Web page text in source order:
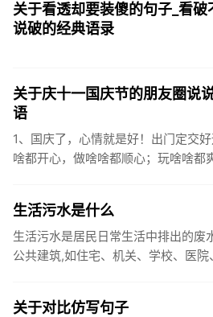
关于看透却要装傻的句子_看破
说破的经典语录
关于庆十一国庆节的朋友圈说
语
1、国庆了，心情就是好！出门定交
啥都开心，做啥啥都顺心；玩啥啥都
生活污水是什么
生活污水是居民日常生活中排出的废
公共建筑,如住宅、机关、学校、医院
关于对比仿写句子